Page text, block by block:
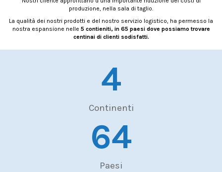
produzione, nella sala di taglio.
La qualità dei nostri prodotti e del nostro servizio logistico, ha permesso la
nostra espansione nelle 5 contieniti, in 65 paesi dove possiamo trovare
centinai di clienti sodisfatti.
5
Continenti
65
Paesi